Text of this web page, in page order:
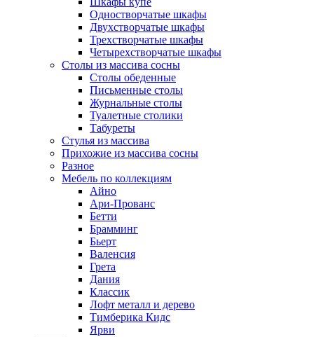
Одностворчатые шкафы
Двухстворчатые шкафы
Трехстворчатые шкафы
Четырехстворчатые шкафы
Столы из массива сосны
Столы обеденные
Письменные столы
Журнальные столы
Туалетные столики
Табуреты
Стулья из массива
Прихожие из массива сосны
Разное
Мебель по коллекциям
Айно
Ари-Прованс
Бетти
Брамминг
Бьерт
Валенсия
Грета
Дания
Классик
Лофт металл и дерево
Тимберика Кидс
Ярви